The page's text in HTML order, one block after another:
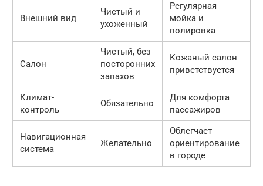
Внешний вид
Чистый и
ухоженный
Регулярная
мойка и
полировка
Салон
Чистый, без
посторонних
запахов
Кожаный салон
приветствуется
Климат-
контроль
Обязательно
Для комфорта
пассажиров
Навигационная
система
Желательно
Облегчает
ориентирование
в городе